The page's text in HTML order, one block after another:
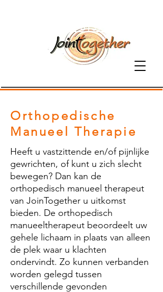
06-81379800
Orthopedische
Manueel Therapie
Heeft u vastzittende en/of pijnlijke
gewrichten, of kunt u zich slecht
bewegen? Dan kan de
orthopedisch manueel therapeut
van JoinTogether u uitkomst
bieden. De orthopedisch
manueeltherapeut beoordeelt uw
gehele lichaam in plaats van alleen
de plek waar u klachten
ondervindt. Zo kunnen verbanden
worden gelegd tussen
verschillende gevonden